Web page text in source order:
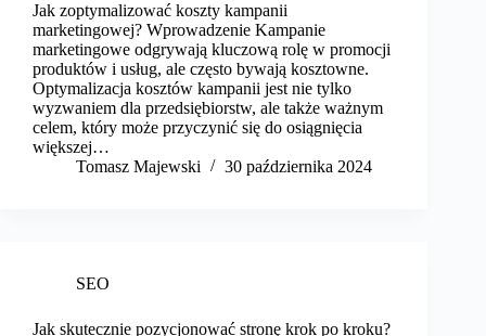
Jak zoptymalizować koszty kampanii
marketingowej? Wprowadzenie Kampanie
marketingowe odgrywają kluczową rolę w promocji
produktów i usług, ale często bywają kosztowne.
Optymalizacja kosztów kampanii jest nie tylko
wyzwaniem dla przedsiębiorstw, ale także ważnym
celem, który może przyczynić się do osiągnięcia
większej…
Tomasz Majewski
30 października 2024
SEO
Jak skutecznie pozycjonować stronę krok po kroku?